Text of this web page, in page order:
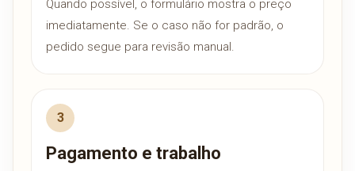
Quando possível, o formulário mostra o preço
imediatamente. Se o caso não for padrão, o
pedido segue para revisão manual.
Pagamento e trabalho